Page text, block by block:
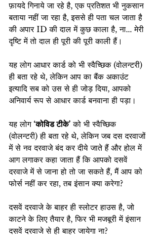
फ़ायदे गिनाये जा रहे है, एक प्रतिशत भी नुकसान
बताया नहीं जा रहा है, इससे ही पता चल जाता है
की अपार ID की दाल में कुछ काला है, ना... मेरी
दृष्टि में तो दाल ही पूरी की पूरी काली हैं।
यह लोग आधार कार्ड को भी स्वैच्छिक (वोलन्टरी)
ही बता रहे थे, लेकिन आप का बैंक अकाउंट
इत्यादि सब को उस से ही जोड़ दिया, आपको
अनिवार्य रूप से आधार कार्ड बनवाना ही पड़ा।
यह लोग ‘कोविड टीके’ को भी स्वैच्छिक
(वोलन्टरी) ही बता रहे थे, लेकिन जब दस दरवाजों
में से नव दरवाजे बंद कर दीये जाते हैं और होल में
आग लगाकर कहा जाता हैं कि आपको दसवें
दरवाजे में से जाना हो तो जा सकते हैं, मैं आप को
फोर्स नहीं कर रहा, तब इंसान क्या करेगा?
दसवें दरवाजे के बाहर ही स्लोटर हाउस है, जो
काटने के लिए तैयार है, फिर भी मजबूरी में इंसान
दसवें दरवाजे से ही बाहर जायेगा ना?